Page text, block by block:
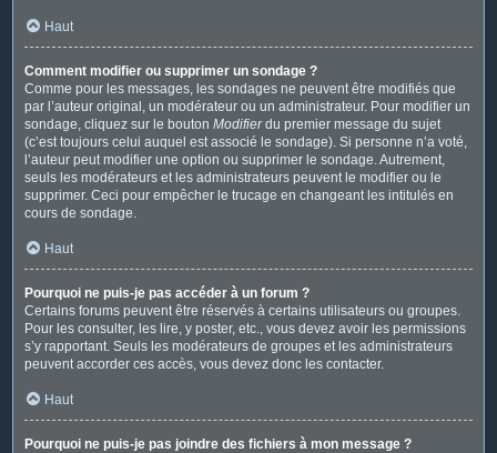
Haut
Comment modifier ou supprimer un sondage ?
Comme pour les messages, les sondages ne peuvent être modifiés que
par l’auteur original, un modérateur ou un administrateur. Pour modifier un
sondage, cliquez sur le bouton Modifierdu premier message du sujet
(c’est toujours celui auquel est associé le sondage). Si personne n’a voté,
l’auteur peut modifier une option ou supprimer le sondage. Autrement,
seuls les modérateurs et les administrateurs peuvent le modifier ou le
supprimer. Ceci pour empêcher le trucage en changeant les intitulés en
cours de sondage.
Haut
Pourquoi ne puis-je pas accéder à un forum ?
Certains forums peuvent être réservés à certains utilisateurs ou groupes.
Pour les consulter, les lire, y poster, etc., vous devez avoir les permissions
s’y rapportant. Seuls les modérateurs de groupes et les administrateurs
peuvent accorder ces accès, vous devez donc les contacter.
Haut
Pourquoi ne puis-je pas joindre des fichiers à mon message ?